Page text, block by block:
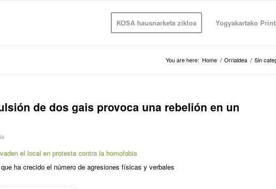
KOSA hausnarketa zikloa Yogyakartako
You are here: Home / Orrialdea / Sin
de dos gais provoca una rebelión en un
el local en protesta contra la homofobia
ha crecido el número de agresiones físicas y verbales